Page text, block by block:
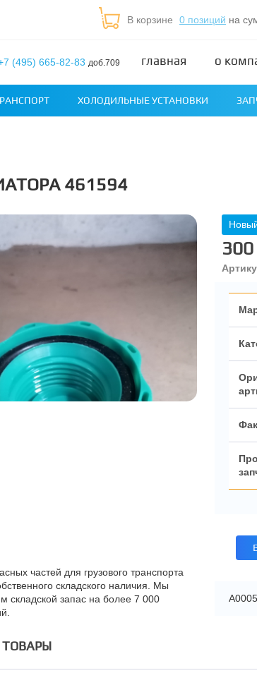
В корзине 0 позиций на
(495) 665-82-83 доб.709 главная о
ХОЛОДИЛЬНЫЕ УСТАНОВКИ
461594
частей для грузового транспорта
складского наличия. Мы
складской запас на более 7 000